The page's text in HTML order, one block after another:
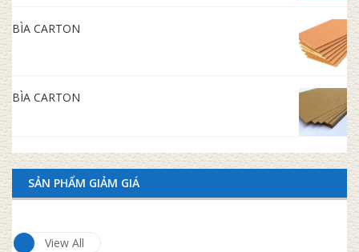
BÌA CARTON
BÌA CARTON
SẢN PHẨM GIẢM GIÁ
View All